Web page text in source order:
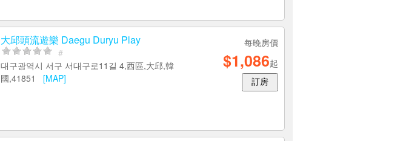
每晚房價
$1,086起
訂房
大邱頭流遊樂 Daegu Duryu Play
#
대구광역시 서구 서대구로11길 4,西區,大邱,韓
國,41851 [MAP]